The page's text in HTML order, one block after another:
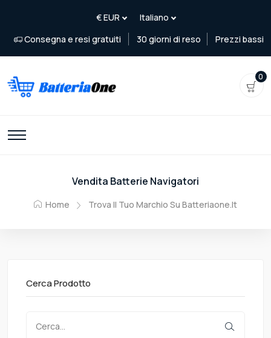
Consegna e resi gratuiti 30 giorni di reso Prezzi bassi
0
Vendita Batterie Navigatori
Home Trova Il Tuo Marchio Su Batteriaone.it
Cerca Prodotto